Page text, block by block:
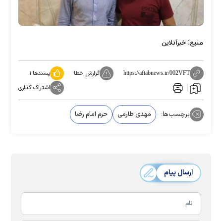
منبع: خبرآنلاین
https://aftabnews.ir/002VFT گزارش خطا پسندها:۱
اشتراک گذاری
برچسب‌ها: مهدی طارمی حرم امام رضا
ارسال پیام